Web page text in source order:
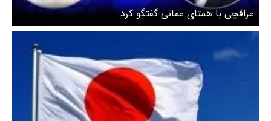
عراقچی با همتای عمانی گفتگو کرد